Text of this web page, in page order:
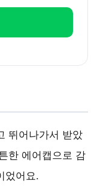
뛰어나가서 받았
한 에어캡으로 감
었어요.